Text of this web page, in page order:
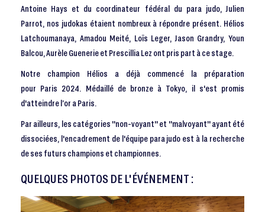
Antoine Hays et du coordinateur fédéral du para judo, Julien
Parrot, nos judokas étaient nombreux à répondre présent. Hélios
Latchoumanaya, Amadou Meité, Loïs Leger, Jason Grandry, Youn
Balcou, Aurèle Guenerie et Prescillia Lez ont pris part à ce stage.
Notre champion Hélios a déjà commencé la préparation
pour Paris 2024. Médaillé de bronze à Tokyo, il s'est promis
d'atteindre l’or a Paris.
Par ailleurs, les catégories "non-voyant" et "malvoyant" ayant été
dissociées, l'encadrement de l'équipe para judo est à la recherche
de ses futurs champions et championnes.
QUELQUES PHOTOS DE L'ÉVÉNEMENT :